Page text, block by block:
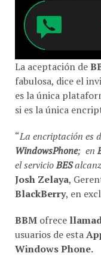
La aceptación de
fabulosa, dice el
es la única
si es la única
“La encriptación es
WindowsPhone; en
el servicioBES
Josh Zelaya,
BlackBerry, en
BBM ofrece
usuarios de esta
Windows Phone.